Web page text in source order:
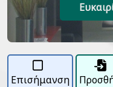
Επισήμανση